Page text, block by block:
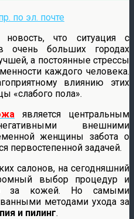
по эл. почте
что ситуация с
больших городах
а постоянные стрессы
каждого человека.
влиянию этих
«слабого пола».
является центральным
внешними
женщины забота о
первостепенной задачей.
салонов, на сегодняшний
выбор процедур и
за кожей. Но самыми
методами ухода за
и пилинг.